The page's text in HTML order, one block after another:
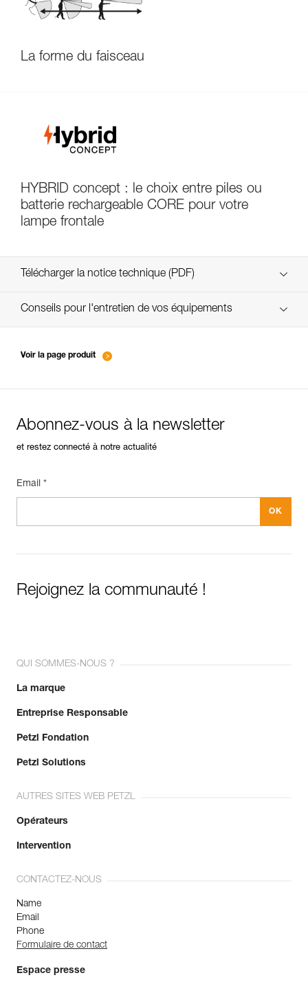
La forme du faisceau
HYBRID concept : le choix entre piles ou
batterie rechargeable CORE pour votre
lampe frontale
Télécharger la notice technique (PDF)
Technical Notice
Conseils pour l'entretien de vos équipements
Voir la page produit
Abonnez-vous à la newsletter
et restez connecté à notre actualité
Email *
Rejoignez la communauté !
QUI SOMMES-NOUS ?
La marque
Entreprise Responsable
Petzl Fondation
Petzl Solutions
AUTRES SITES WEB PETZL
Opérateurs
Intervention
CONTACTEZ-NOUS
Name
Email
Phone
Formulaire de contact
Espace presse